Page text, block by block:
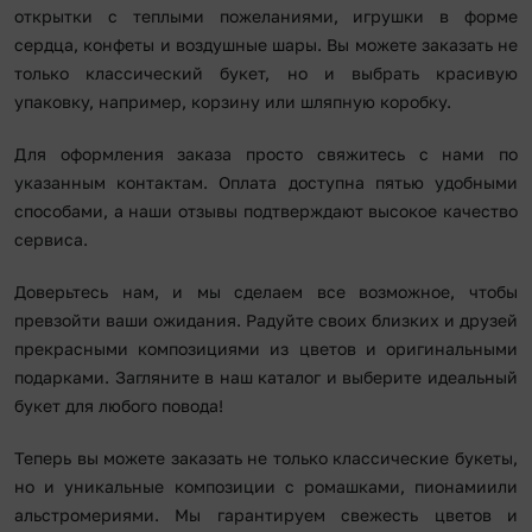
открытки с теплыми пожеланиями, игрушки в форме
сердца, конфеты и воздушные шары. Вы можете заказать не
только классический букет, но и выбрать красивую
упаковку, например, корзину или шляпную коробку.
Для оформления заказа просто свяжитесь с нами по
указанным контактам. Оплата доступна пятью удобными
способами, а наши отзывы подтверждают высокое качество
сервиса.
Доверьтесь нам, и мы сделаем все возможное, чтобы
превзойти ваши ожидания. Радуйте своих близких и друзей
прекрасными композициями из цветов и оригинальными
подарками. Загляните в наш каталог и выберите идеальный
букет для любого повода!
Теперь вы можете заказать не только классические букеты,
но и уникальные композиции с ромашками, пионамиили
альстромериями. Мы гарантируем свежесть цветов и